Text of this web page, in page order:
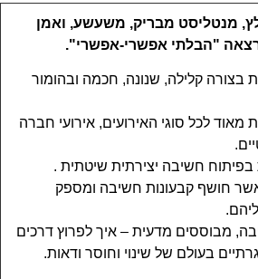
מנטליסט מבריק, משעשע, ואמן
"הבלתי אפשרי-אפשרי".
קלילה, שנונה, חכמה ובהומור
לכל סוגי האירועים, אירועי חברה
חשיבה יצירתית שיטתית .
למוח, אשר חושף קבעונות חשיבה ומספק
מבוססים מדעית – איך לפרוץ דרכים
בעולם של שינוי וחוסר ודאות.